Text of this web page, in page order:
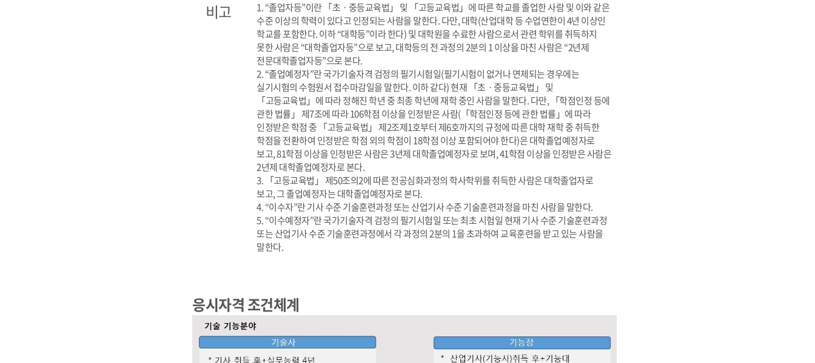
비고
1. “졸업자등”이란 「초ㆍ중등교육법」 및 「고등교육법」에 따른 학교를 졸업한 사람 및 이와 같은
수준 이상의 학력이 있다고 인정되는 사람을 말한다. 다만, 대학(산업대학 등 수업연한이 4년 이상인
학교를 포함한다. 이하 “대학등”이라 한다) 및 대학원을 수료한 사람으로서 관련 학위를 취득하지
못한 사람은 “대학졸업자등”으로 보고, 대학등의 전 과정의 2분의 1 이상을 마친 사람은 “2년제
전문대학졸업자등”으로 본다.
2. “졸업예정자”란 국가기술자격 검정의 필기시험일(필기시험이 없거나 면제되는 경우에는
실기시험의 수험원서 접수마감일을 말한다. 이하 같다) 현재 「초ㆍ중등교육법」 및
「고등교육법」에 따라 정해진 학년 중 최종 학년에 재학 중인 사람을 말한다. 다만, 「학점인정 등에
관한 법률」 제7조에 따라 106학점 이상을 인정받은 사람(「학점인정 등에 관한 법률」에 따라
인정받은 학점 중 「고등교육법」 제2조제1호부터 제6호까지의 규정에 따른 대학 재학 중 취득한
학점을 전환하여 인정받은 학점 외의 학점이 18학점 이상 포함되어야 한다)은 대학졸업예정자로
보고, 81학점 이상을 인정받은 사람은 3년제 대학졸업예정자로 보며, 41학점 이상을 인정받은 사람은
2년제 대학졸업예정자로 본다.
3. 「고등교육법」 제50조의2에 따른 전공심화과정의 학사학위를 취득한 사람은 대학졸업자로
보고, 그 졸업예정자는 대학졸업예정자로 본다.
4. “이수자”란 기사 수준 기술훈련과정 또는 산업기사 수준 기술훈련과정을 마친 사람을 말한다.
5. “이수예정자”란 국가기술자격 검정의 필기시험일 또는 최초 시험일 현재 기사 수준 기술훈련과정
또는 산업기사 수준 기술훈련과정에서 각 과정의 2분의 1을 초과하여 교육훈련을 받고 있는 사람을
말한다.
응시자격 조건체계